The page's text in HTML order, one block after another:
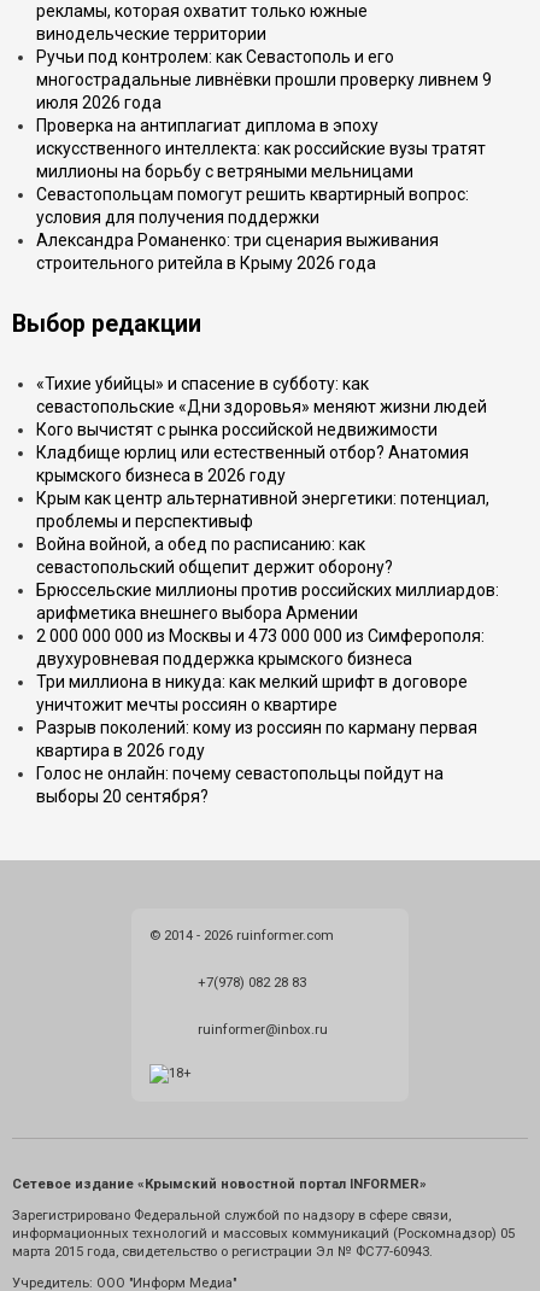
рекламы, которая охватит только южные
винодельческие территории
Ручьи под контролем: как Севастополь и его
многострадальные ливнёвки прошли проверку ливнем 9
июля 2026 года
Проверка на антиплагиат диплома в эпоху
искусственного интеллекта: как российские вузы тратят
миллионы на борьбу с ветряными мельницами
Севастопольцам помогут решить квартирный вопрос:
условия для получения поддержки
Александра Романенко: три сценария выживания
строительного ритейла в Крыму 2026 года
Выбор редакции
«Тихие убийцы» и спасение в субботу: как
севастопольские «Дни здоровья» меняют жизни людей
Кого вычистят с рынка российской недвижимости
Кладбище юрлиц или естественный отбор? Анатомия
крымского бизнеса в 2026 году
Крым как центр альтернативной энергетики: потенциал,
проблемы и перспективыф
Война войной, а обед по расписанию: как
севастопольский общепит держит оборону?
Брюссельские миллионы против российских миллиардов:
арифметика внешнего выбора Армении
2 000 000 000 из Москвы и 473 000 000 из Симферополя:
двухуровневая поддержка крымского бизнеса
Три миллиона в никуда: как мелкий шрифт в договоре
уничтожит мечты россиян о квартире
Разрыв поколений: кому из россиян по карману первая
квартира в 2026 году
Голос не онлайн: почему севастопольцы пойдут на
выборы 20 сентября?
© 2014 - 2026 ruinformer.com
+7(978) 082 28 83
ruinformer@inbox.ru
Сетевое издание «Крымский новостной портал INFORMER»
Зарегистрировано Федеральной службой по надзору в сфере связи,
информационных технологий и массовых коммуникаций (Роскомнадзор) 05
марта 2015 года, свидетельство о регистрации Эл № ФС77-60943.
Учредитель: ООО "Информ Медиа"